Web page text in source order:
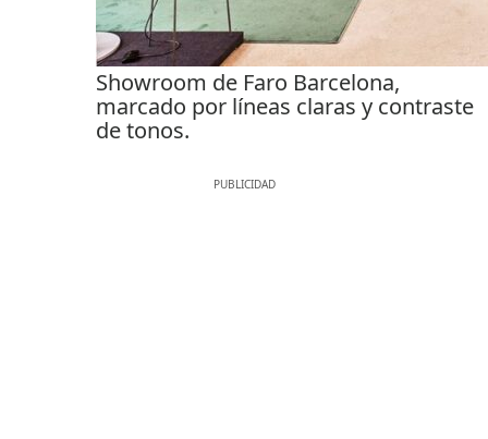
Showroom de Faro Barcelona,
marcado por líneas claras y contraste
de tonos.